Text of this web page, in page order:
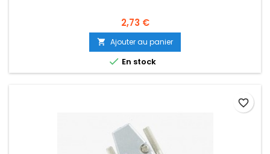
2,73 €
 Ajouter au panier
 En stock
favorite_border